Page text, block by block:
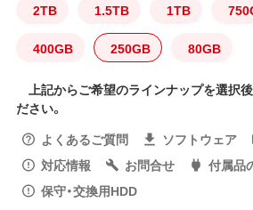
2TB 1.5TB 1TB
400GB 250GB 80GB
上記からご希望のラインナップを選択
ださい。
よくあるご質問
ソフトウェア
対応情報
お問合せ
付属品
保守・交換用HDD